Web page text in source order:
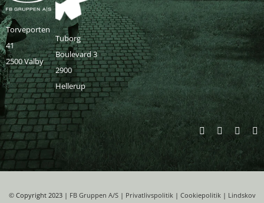
Torveporten
41
2500 Valby
Tuborg
Boulevard 3
2900
Hellerup
©Copyright 2023 | FB Gruppen A/S| Privatlivspolitik| Cookiepolitik| Lindskov